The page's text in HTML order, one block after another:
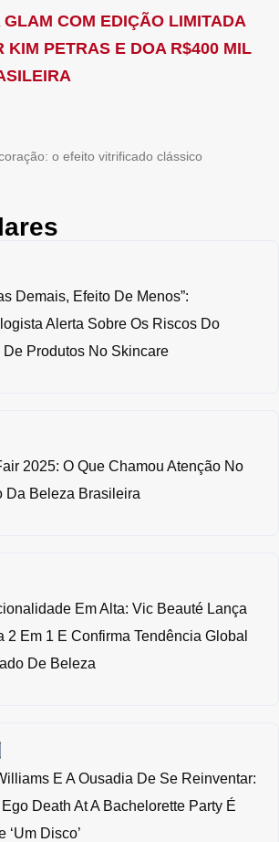
COM EDIÇÃO LIMITADA
KIM PETRAS E DOA R$400 MIL
o efeito vitrificado clássico
Demais, Efeito De Menos”:
Alerta Sobre Os Riscos Do
De Produtos No Skincare
2025: O Que Chamou Atenção No
Da Beleza Brasileira
Em Alta: Vic Beauté Lança
2 Em 1 E Confirma Tendência Global
De Beleza
E A Ousadia De Se Reinventar:
Death At A Bachelorette Party É
‘um Disco’